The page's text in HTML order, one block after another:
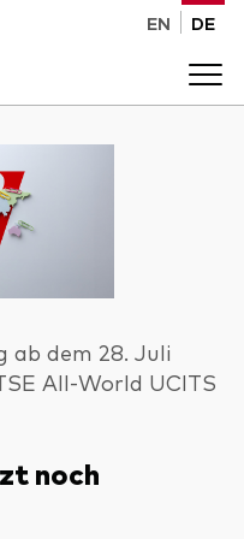
EN DE
und ETFs
365
ab dem 28. Juli
All-World UCITS
noch